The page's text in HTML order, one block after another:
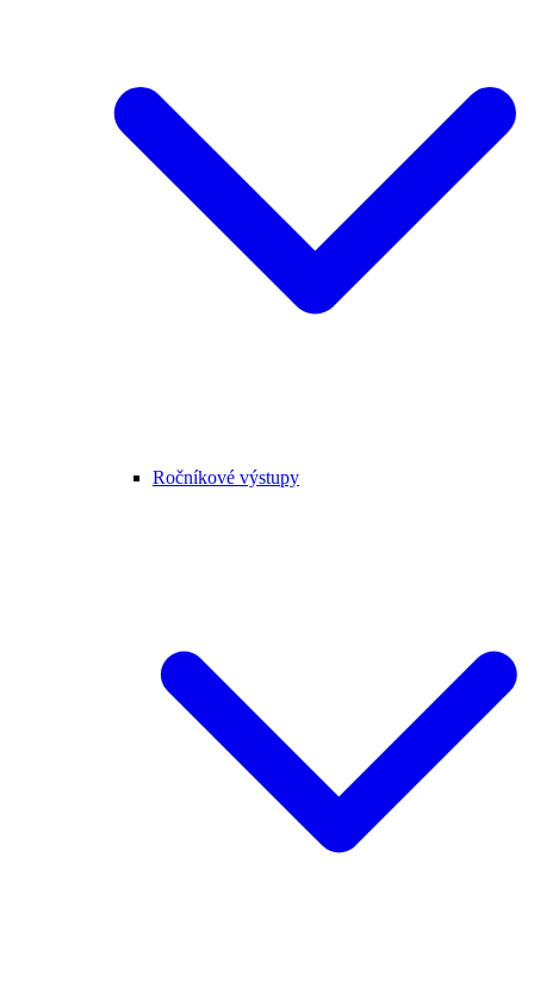
Ročníkové výstupy